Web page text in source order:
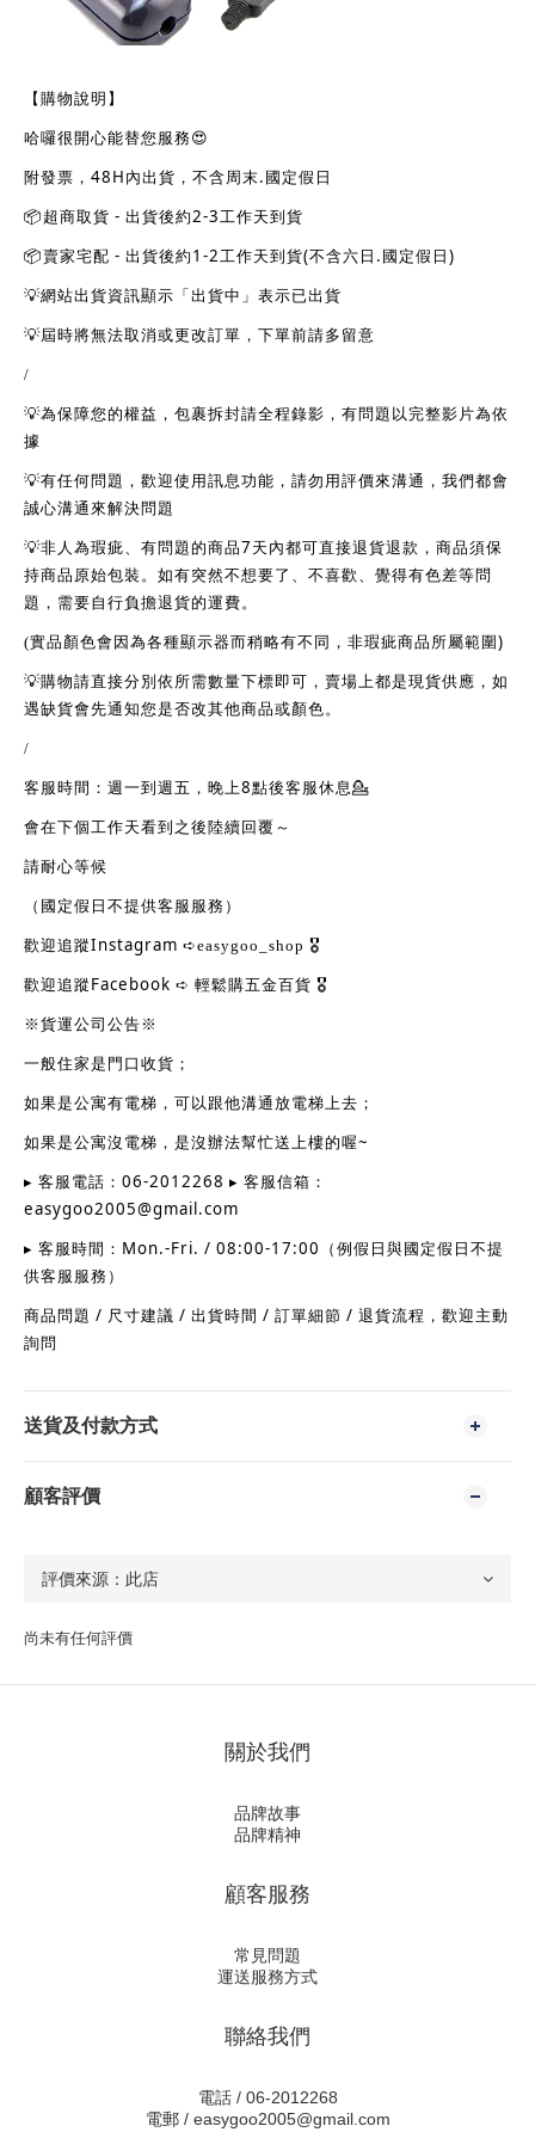
【購物說明】
哈囉很開心能替您服務😍
附發票， 48H 內出貨，不含周末. 國定假日
📦 超商取貨 - 出貨後約2-3工作天到貨
📦賣家宅配 - 出貨後約 1-2工作天到貨(不含六日 . 國定假日 )
💡網站出貨資訊顯示「出貨中」表示已出貨
💡屆時將無法取消或更改訂單，下單前請多留意
/
💡為保障您的權益，包裹拆封請全程錄影，有問題以完整影片為依
據
💡有任何問題，歡迎使用訊息功能，請勿用評價來溝通，我們都會
誠心溝通來解決問題
💡非人為瑕疵、有問題的商品7 天內都可直接退貨退款，商品須保
持商品原始包裝。如有突然不想要了、不喜歡、覺得有色差等問
題，需要自行負擔退貨的運費。
(實品顏色會因為各種顯示器而稍略有不同，非瑕疵商品所屬範圍 )
💡購物請直接分別依所需數量下標即可，賣場上都是現貨供應，如
遇缺貨會先通知您是否改其他商品或顏色。
/
客服時間：週一到週五，晚上8點後客服休息💁
會在下個工作天看到之後陸續回覆～
請耐心等候
（國定假日不提供客服服務）
歡迎追蹤Instagram ➪easygoo_shop 🎖
歡迎追蹤 Facebook ➪ 輕鬆購五金百貨 🎖
※貨運公司公告※
一般住家是門口收貨；
如果是公寓有電梯，可以跟他溝通放電梯上去；
如果是公寓沒電梯，是沒辦法幫忙送上樓的喔~
▸ 客服電話： 06-2012268 ▸ 客服信箱：
easygoo2005@gmail.com
▸ 客服時間： Mon.-Fri. / 08:00-17:00
（例假日與國定假日不提
供客服服務）
商品問題 / 尺寸建議 / 出貨時間 / 訂單細節 / 退貨流程，歡迎主動
詢問
送貨及付款方式
顧客評價
尚未有任何評價
關於我們
品牌故事
品牌精神
顧客服務
常見問題
運送服務方式
聯絡我們
電話 / 06-2012268
電郵 / easygoo2005@gmail.com